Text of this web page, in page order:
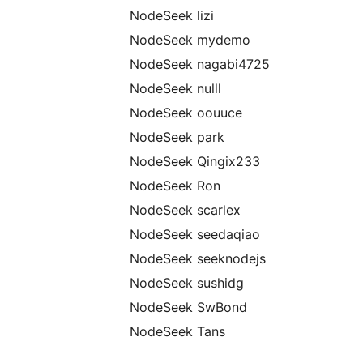
NodeSeek lizi
NodeSeek mydemo
NodeSeek nagabi4725
NodeSeek nulll
NodeSeek oouuce
NodeSeek park
NodeSeek Qingix233
NodeSeek Ron
NodeSeek scarlex
NodeSeek seedaqiao
NodeSeek seeknodejs
NodeSeek sushidg
NodeSeek SwBond
NodeSeek Tans